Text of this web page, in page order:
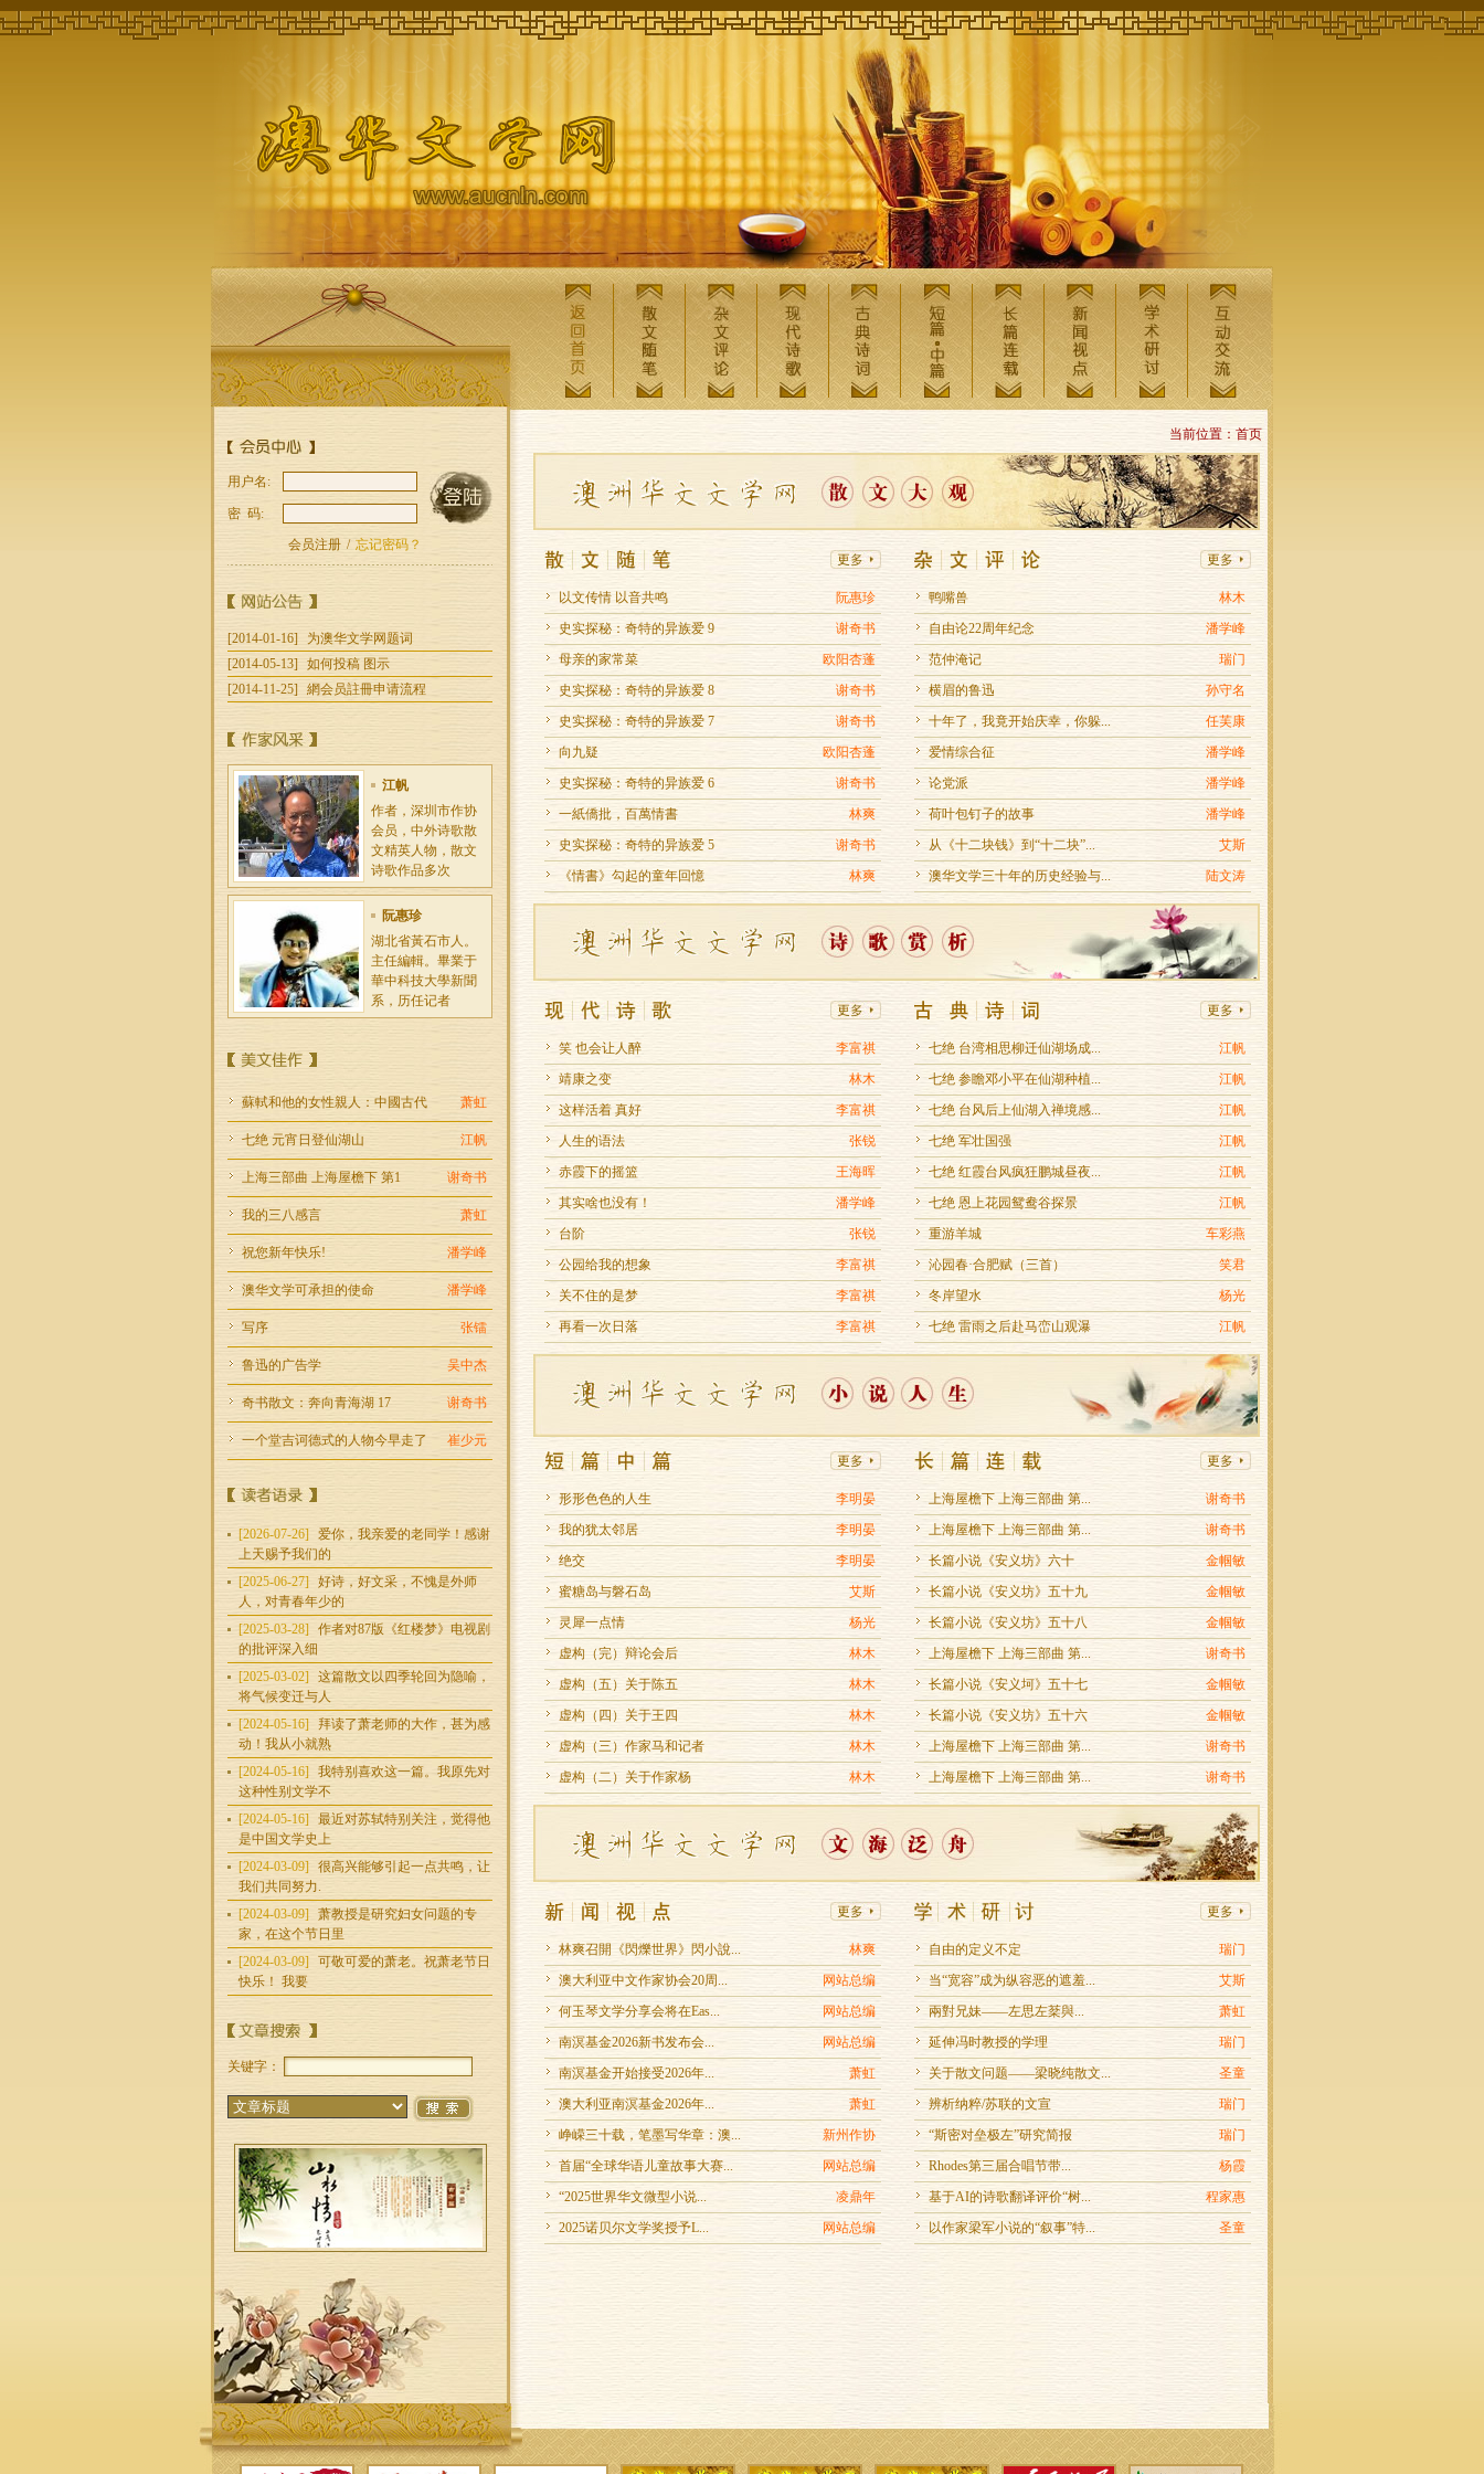
用户名:
密 码:
会员注册 / 忘记密码？
[2014-01-16]
为澳华文学网题词
[2014-05-13]
如何投稿 图示
[2014-11-25]
網会员註冊申请流程
张青
笔名丹桂飘香，
1989年来澳。曾任
澳洲悉尼雨轩诗社
理事、悉尼
林爽
李富祺
笔名 夫基，广东深
圳人。大学华业
林木
喜书，不思进取，
浑浑噩噩处世；爱
江帆
作者，深圳市作协
会员，中外诗歌散
文精英人物，散文
诗歌作品多次
阮惠珍
湖北省黃石市人。
主任編輯。畢業于
華中科技大學新聞
系，历任记者
学中文及外国现代
张锐
我是一个来澳三十
多年的老留学生，
王海晖
笔名：华圆，江苏
人。1997年来澳，
曾在高校和联邦科
潘学峰
科研人员，大学教
瑞门
本名：俞瑞门.生于
饥荒年月，混乎文
革乱缺，立于澳洲
湖南人，居广州，
李明晏
原黑龙江大学俄语
系副教授，中国作
会员，现澳籍
网站总编
笔名：石子。出生
曾为中学英语老
师、企业管理者
金帼敏
五十年代出生在上
2015起开
笑君
本名陈军，安徽合
肥人，系中华诗词
学会、安徽省诗词
学会会员，安
蘇軾和他的女性親人：中國古代 萧虹
七绝 元宵日登仙湖山 江帆
上海三部曲 上海屋檐下 第1 谢奇书
我的三八感言 萧虹
祝您新年快乐! 潘学峰
澳华文学可承担的使命 潘学峰
写序 张镭
鲁迅的广告学 吴中杰
奇书散文：奔向青海湖 17 谢奇书
一个堂吉诃德式的人物今早走了 崔少元
[2026-07-26]
爱你，我亲爱的老同学！感谢
上天赐予我们的
[2025-06-27]
好诗，好文采，不愧是外师
人，对青春年少的
[2025-03-28]
作者对87版《红楼梦》电视剧
的批评深入细
[2025-03-02]
这篇散文以四季轮回为隐喻，
将气候变迁与人
[2024-05-16]
拜读了萧老师的大作，甚为感
动！我从小就熟
[2024-05-16]
我特别喜欢这一篇。我原先对
这种性别文学不
[2024-05-16]
最近对苏轼特别关注，觉得他
是中国文学史上
[2024-03-09]
很高兴能够引起一点共鸣，让
我们共同努力.
[2024-03-09]
萧教授是研究妇女问题的专
家，在这个节日里
[2024-03-09]
可敬可爱的萧老。祝萧老节日
快乐！ 我要
关键字：
当前位置：首页
以文传情 以音共鸣
阮惠珍
史实探秘：奇特的异族爱 9
谢奇书
母亲的家常菜
欧阳杏蓬
史实探秘：奇特的异族爱 8
谢奇书
史实探秘：奇特的异族爱 7
谢奇书
向九疑
欧阳杏蓬
史实探秘：奇特的异族爱 6
谢奇书
一紙僑批，百萬情書
林爽
史实探秘：奇特的异族爱 5
谢奇书
《情書》勾起的童年回憶
林爽
鸭嘴兽
林木
自由论22周年纪念
潘学峰
范仲淹记
瑞门
横眉的鲁迅
孙守名
十年了，我竟开始庆幸，你躲...
任芙康
爱情综合征
潘学峰
论党派
潘学峰
荷叶包钉子的故事
潘学峰
从《十二块钱》到“十二块”...
艾斯
澳华文学三十年的历史经验与...
陆文涛
笑 也会让人醉
李富祺
靖康之变
林木
这样活着 真好
李富祺
人生的语法
张锐
赤霞下的摇篮
王海晖
其实啥也没有！
潘学峰
台阶
张锐
公园给我的想象
李富祺
关不住的是梦
李富祺
再看一次日落
李富祺
七绝 台湾相思柳迁仙湖场成...
江帆
七绝 参瞻邓小平在仙湖种植...
江帆
七绝 台风后上仙湖入禅境感...
江帆
七绝 军壮国强
江帆
七绝 红霞台风疯狂鹏城昼夜...
江帆
七绝 恩上花园鸳鸯谷探景
江帆
重游羊城
车彩燕
沁园春·合肥赋（三首）
笑君
冬岸望水
杨光
七绝 雷雨之后赴马峦山观瀑
江帆
形形色色的人生
李明晏
我的犹太邻居
李明晏
绝交
李明晏
蜜糖岛与磐石岛
艾斯
灵犀一点情
杨光
虚构（完）辩论会后
林木
虚构（五）关于陈五
林木
虚构（四）关于王四
林木
虚构（三）作家马和记者
林木
虚构（二）关于作家杨
林木
上海屋檐下 上海三部曲 第...
谢奇书
上海屋檐下 上海三部曲 第...
谢奇书
长篇小说《安义坊》六十
金帼敏
长篇小说《安义坊》五十九
金帼敏
长篇小说《安义坊》五十八
金帼敏
上海屋檐下 上海三部曲 第...
谢奇书
长篇小说《安义坷》五十七
金帼敏
长篇小说《安义坊》五十六
金帼敏
上海屋檐下 上海三部曲 第...
谢奇书
上海屋檐下 上海三部曲 第...
谢奇书
林爽召開《閃爍世界》閃小說...
林爽
澳大利亚中文作家协会20周...
网站总编
何玉琴文学分享会将在Eas...
网站总编
南溟基金2026新书发布会...
网站总编
南溟基金开始接受2026年...
萧虹
澳大利亚南溟基金2026年...
萧虹
峥嵘三十载，笔墨写华章：澳...
新州作协
首届“全球华语儿童故事大赛...
网站总编
“2025世界华文微型小说...
凌鼎年
2025诺贝尔文学奖授予L...
网站总编
自由的定义不定
瑞门
当“宽容”成为纵容恶的遮羞...
艾斯
兩對兄妹——左思左棻與...
萧虹
延伸冯时教授的学理
瑞门
关于散文问题——梁晓纯散文...
圣童
辨析纳粹/苏联的文宣
瑞门
“斯密对垒极左”研究简报
瑞门
Rhodes第三届合唱节带...
杨霞
基于AI的诗歌翻译评价“树...
程家惠
以作家梁军小说的“叙事”特...
圣童